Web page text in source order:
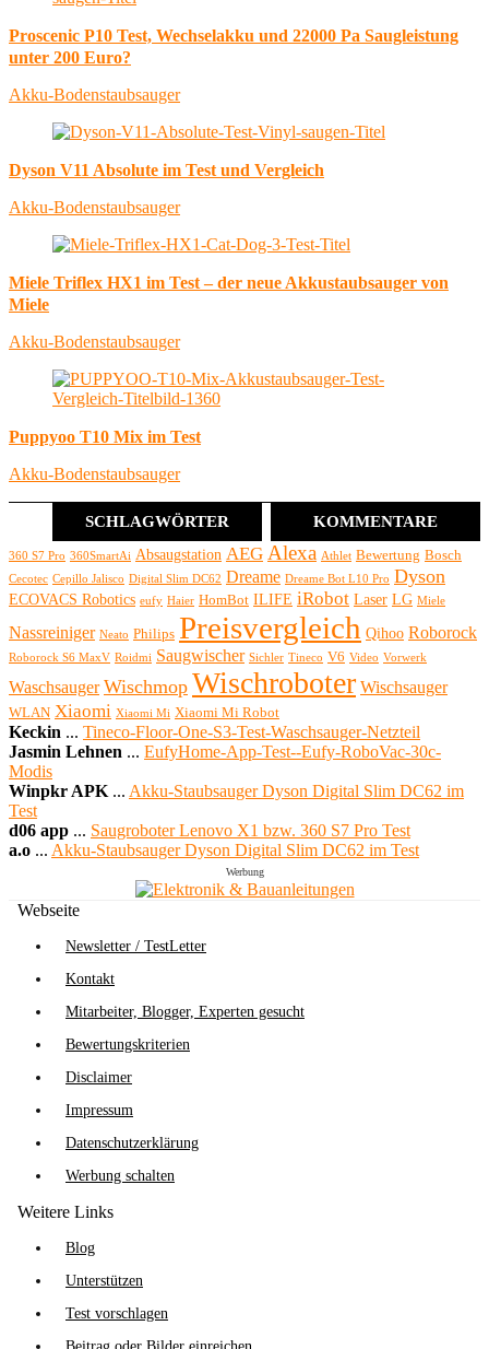
Proscenic P10 Test, Wechselakku und 22000 Pa Saugleistung
unter 200 Euro?
Akku-Bodenstaubsauger
Dyson V11 Absolute im Test und Vergleich
Akku-Bodenstaubsauger
Miele Triflex HX1 im Test – der neue Akkustaubsauger von
Miele
Akku-Bodenstaubsauger
Puppyoo T10 Mix im Test
Akku-Bodenstaubsauger
SCHLAGWÖRTER KOMMENTARE
360 S7 Pro 360SmartAi Absaugstation AEG Alexa Athlet Bewertung Bosch
Cecotec Cepillo Jalisco Digital Slim DC62 Dreame Dreame Bot L10 Pro Dyson
ECOVACS Robotics eufy Haier HomBot ILIFE iRobot Laser LG Miele
Nassreiniger Neato Philips Preisvergleich Qihoo Roborock
Roborock S6 MaxV Roidmi Saugwischer Sichler Tineco V6 Video Vorwerk
Waschsauger Wischmop Wischroboter Wischsauger
WLAN Xiaomi Xiaomi Mi Xiaomi Mi Robot
Keckin ... Tineco-Floor-One-S3-Test-Waschsauger-Netzteil
Jasmin Lehnen ... EufyHome-App-Test--Eufy-RoboVac-30c-
Modis
Winpkr APK ... Akku-Staubsauger Dyson Digital Slim DC62 im
Test
d06 app ... Saugroboter Lenovo X1 bzw. 360 S7 Pro Test
a.o ... Akku-Staubsauger Dyson Digital Slim DC62 im Test
Werbung
Webseite
Newsletter / TestLetter
Kontakt
Mitarbeiter, Blogger, Experten gesucht
Bewertungskriterien
Disclaimer
Impressum
Datenschutzerklärung
Werbung schalten
Weitere Links
Blog
Unterstützen
Test vorschlagen